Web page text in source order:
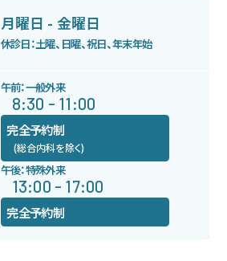
月曜日 - 金曜日
休診日：土曜、日曜、祝日、年末年始
午前：一般外来
8:30 - 11:00
完全予約制
(総合内科を除く)
午後：特殊外来
13:00 - 17:00
完全予約制